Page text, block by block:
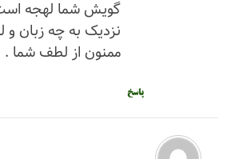
گویش شما لهجه است یا زبان و
نزدیک به چه زبان و لهجه ایست
ممنون از لطف شما .